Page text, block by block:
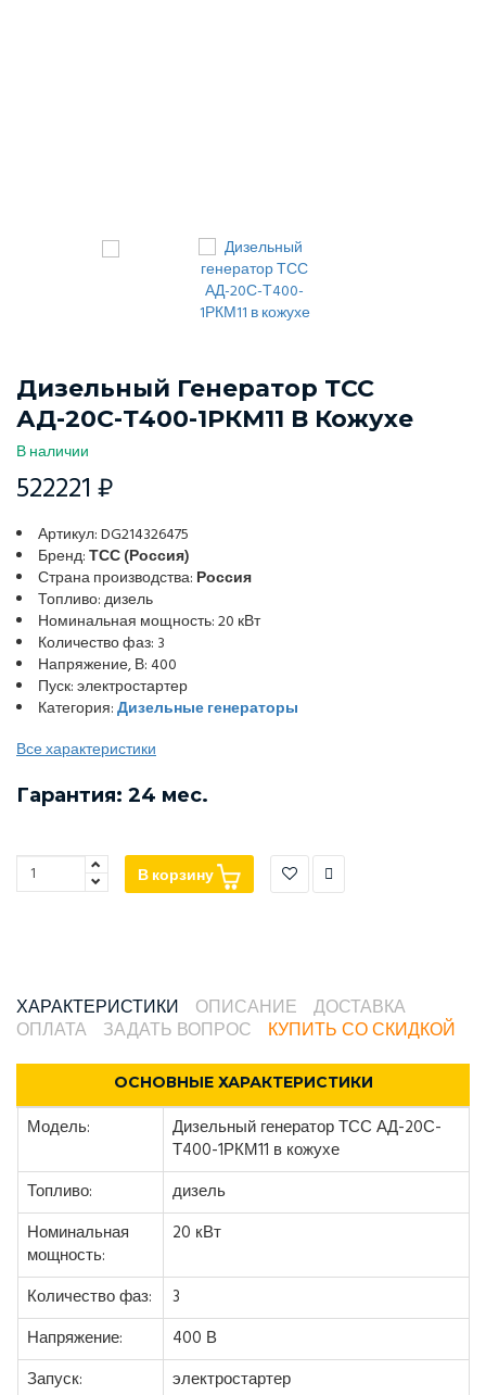
Дизельный Генератор ТСС
АД-20С-Т400-1РКМ11 В Кожухе
В наличии
522221 ₽
Артикул: DG214326475
Бренд:ТСС (Россия)
Страна производства: Россия
Топливо: дизель
Номинальная мощность: 20 кВт
Количество фаз: 3
Напряжение, В: 400
Пуск: электростартер
Категория:Дизельные генераторы
Все характеристики
Гарантия: 24 мес.
В корзину
ХАРАКТЕРИСТИКИ ОПИСАНИЕ
ДОСТАВКА
ОПЛАТА
ЗАДАТЬ ВОПРОС КУПИТЬ СО СКИДКОЙ
ОСНОВНЫЕ ХАРАКТЕРИСТИКИ
Модель:
Дизельный генератор ТСС АД-20С-
Т400-1РКМ11 в кожухе
Топливо:
дизель
Номинальная
мощность:
20 кВт
Количество фаз:
3
Напряжение:
400 В
Запуск:
электростартер